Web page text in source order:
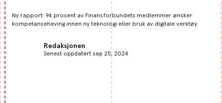
Ny rapport: 94 prosent av Finansforbundets medlemmer ønsker
kompetanseheving innen ny teknologi eller bruk av digitale verktøy.
Redaksjonen
Senest oppdatert sep 25, 2024